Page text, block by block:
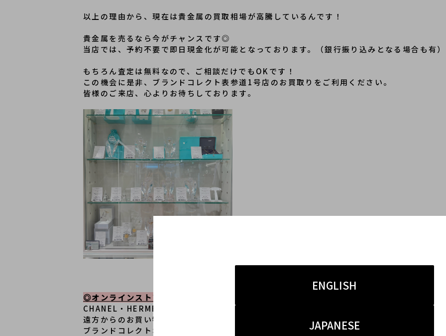
ENGLISH
JAPANESE
以上の理由から、現在は貴金属の買取相場が高騰しているんです！
貴金属を売るなら今がチャンスです◎
当店では、予約不要で即日現金化が可能となっております。（銀行振り込みとなる場合も有）
もちろん査定は無料なので、ご相談だけでもOKです！
この機会に是非、ブランドコレクト表参道1号店のお買取りをご利用ください。
皆様のご来店、心よりお待ちしております。
◎オンラインストアも続々入荷中！
CHANEL・HERMES・LOUIS VUITTONなど国内外のラグジュアリーブランドを毎日出品中
遠方からのお買い物も大歓迎！日本国内どこへでも配送が可能です！
ブランドコレクトオンラインストアは